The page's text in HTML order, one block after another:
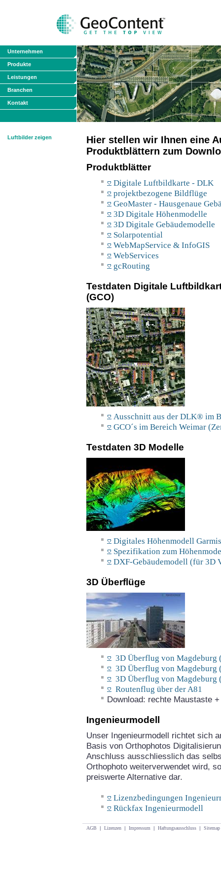
Unternehmen
Produkte
Leistungen
Branchen
Kontakt
Luftbilder zeigen
Hier stellen wir Ihnen eine
Produktblättern zum
Produktblätter
Digitale Luftbildkarte - DLK
projektbezogene Bildflüge
GeoMaster - Hausgenaue
3D Digitale Höhenmodelle
3D Digitale Gebäudemodelle
Solarpotential
WebMapService & InfoGIS
WebServices
gcRouting
Testdaten Digitale
(GCO)
Ausschnitt aus der DLK® im
GCO´s im Bereich Weimar
Testdaten 3D Modelle
Digitales Höhenmodell
Spezifikation zum
DXF-Gebäudemodell (für 3D
3D Überflüge
3D Überflug von Magdeburg
3D Überflug von
3D Überflug von Magdeburg
Routenflug über der A81
Download: rechte Maustaste
Ingenieurmodell
Unser Ingenieurmodell richtet sich
Basis von Orthophotos
Anschluss ausschliesslich das
Orthophoto weiterverwendet wird,
preiswerte Alternative dar.
Lizenzbedingungen
Rückfax Ingenieurmodell
AGB | Lizenzen | Impressum | Haftungsausschluss | Sitemap